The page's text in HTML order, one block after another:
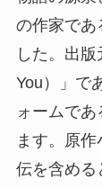
の作家であ
した。出
You）」で
ォームで
ます。原
伝を含める